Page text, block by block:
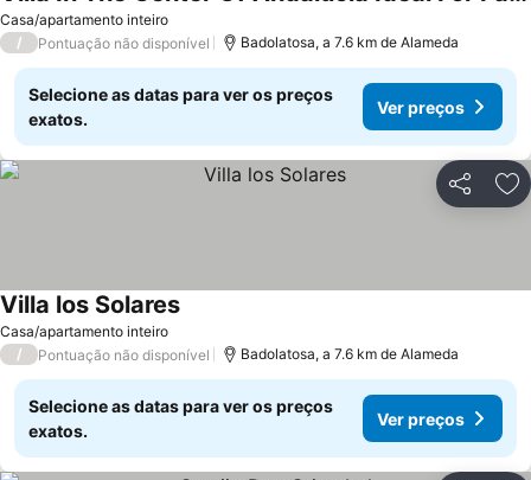
Casa/apartamento inteiro
/ Pontuação não disponível Badolatosa, a 7.6 km de Alameda
Selecione as datas para ver os preços
exatos.
Ver preços
Partilhar
Casa/apartamento inteiro
Villa los Solares
/ Pontuação não disponível Badolatosa, a 7.6 km de Alameda
Selecione as datas para ver os preços
exatos.
Ver preços